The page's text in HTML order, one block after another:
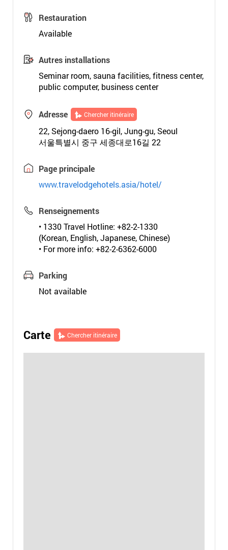
Restauration
Available
Autres installations
Seminar room, sauna facilities, fitness center,
public computer, business center
Adresse Chercher itinéraire
22, Sejong-daero 16-gil, Jung-gu, Seoul
서울특별시 중구 세종대로16길 22
Page principale
www.travelodgehotels.asia/hotel/
Renseignements
• 1330 Travel Hotline: +82-2-1330
(Korean, English, Japanese, Chinese)
• For more info: +82-2-6362-6000
Parking
Not available
Carte Chercher itinéraire